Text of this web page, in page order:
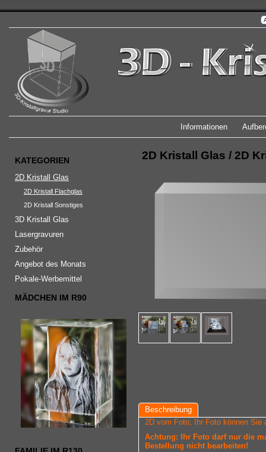
Informationen
KATEGORIEN
2D Kristall Glas
2D Kristall Flachglas
2D Kristall Sonstiges
3D Kristall Glas
Lasergravuren
Zubehör
Angebot des Monats
Pokale-Werbemittel
MÄDCHEN IM R90
2D Kristall Glas / 2D
Beschreibung
2D vom Foto, Ihr Foto können Sie
Achtung: Ihr Foto darf nur die
Bestellung nicht bearbeiten!